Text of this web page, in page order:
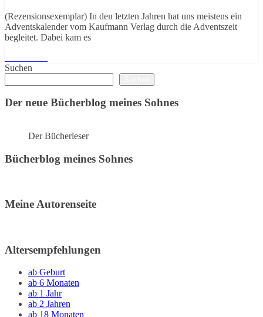
(Rezensionsexemplar) In den letzten Jahren hat uns meistens ein
Adventskalender vom Kaufmann Verlag durch die Adventszeit
begleitet. Dabei kam es
Suchen
Der neue Bücherblog meines Sohnes
Der Bücherleser
Bücherblog meines Sohnes
Meine Autorenseite
Altersempfehlungen
ab Geburt
ab 6 Monaten
ab 1 Jahr
ab 2 Jahren
ab 18 Monaten